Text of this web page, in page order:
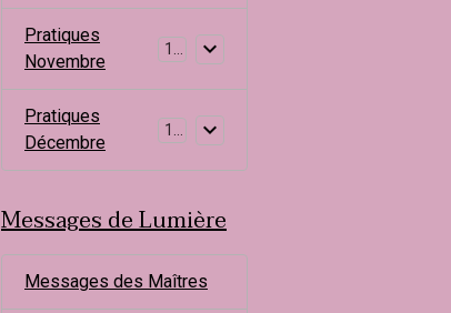
Pratiques
Novembre
Pratiques
Décembre
Messages de Lumière
Messages des Maîtres